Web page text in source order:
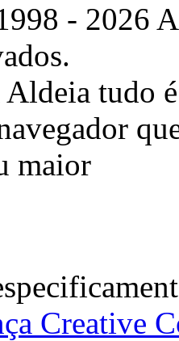
- 2026
tudo
maior
Creative